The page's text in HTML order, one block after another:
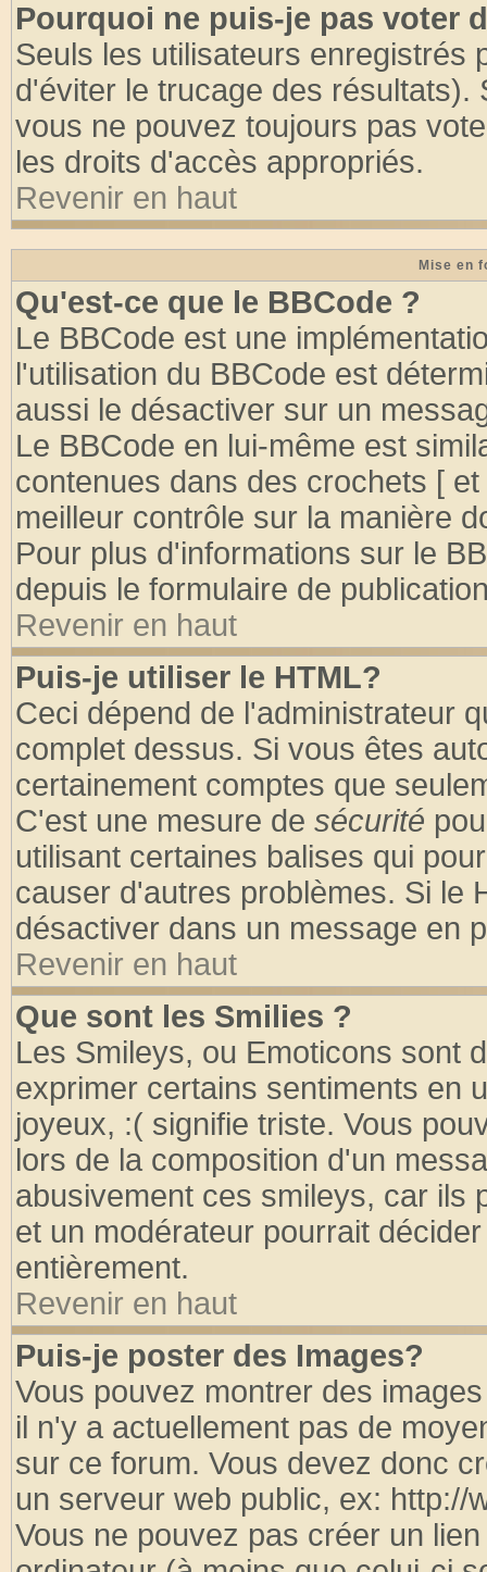
Pourquoi ne puis-je pas voter
Seuls les utilisateurs enregistrés
d'éviter le trucage des
vous ne pouvez toujours pas
les droits d'accès appropriés.
Revenir en haut
Mise en
Qu'est-ce que le BBCode ?
Le BBCode est une
l'utilisation du BBCode est
aussi le désactiver sur un
Le BBCode en lui-même est
contenues dans des crochets [
meilleur contrôle sur la manière
Pour plus d'informations sur le
depuis le formulaire de
Revenir en haut
Puis-je utiliser le HTML?
Ceci dépend de l'administrateur
complet dessus. Si vous êtes
certainement comptes que
C'est une mesure de sécurité
utilisant certaines balises qui
causer d'autres problèmes. Si le
désactiver dans un message en
Revenir en haut
Que sont les Smilies ?
Les Smileys, ou Emoticons sont
exprimer certains sentiments en
joyeux, :( signifie triste. Vous
lors de la composition d'un
abusivement ces smileys, car ils
et un modérateur pourrait
entièrement.
Revenir en haut
Puis-je poster des Images?
Vous pouvez montrer des
il n'y a actuellement pas de
sur ce forum. Vous devez donc
un serveur web public, ex: http://
Vous ne pouvez pas créer un